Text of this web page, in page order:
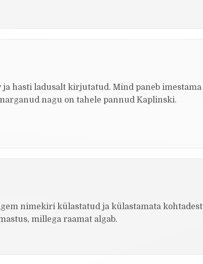
hasti ladusalt kirjutatud. Mind paneb imestama
nagu on tahele pannud Kaplinski.
nimekiri külastatud ja külastamata kohtadest
millega raamat algab.